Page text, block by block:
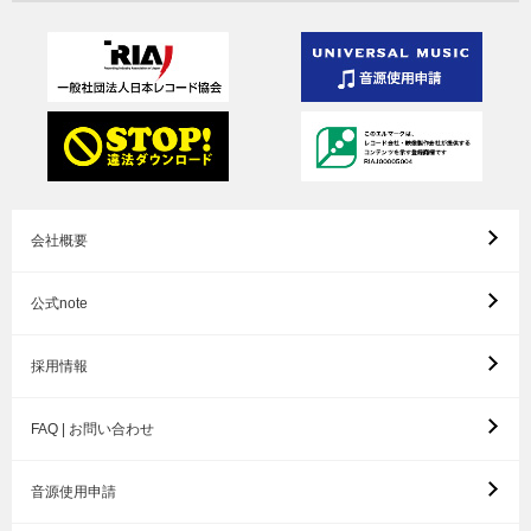
会社概要
公式note
採用情報
FAQ | お問い合わせ
音源使用申請